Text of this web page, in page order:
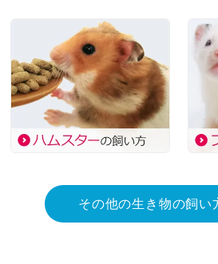
その他の生き物の飼い